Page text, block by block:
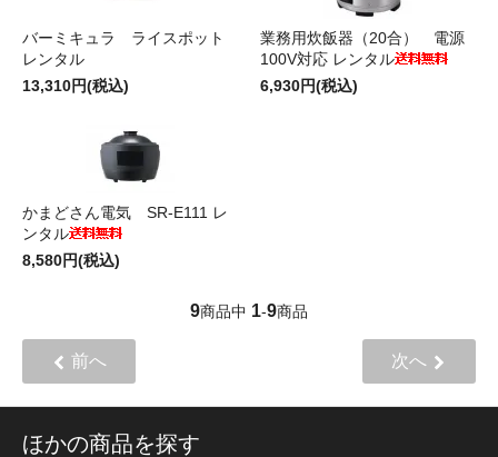
バーミキュラ ライスポット
レンタル
13,310円(税込)
業務用炊飯器（20合） 電源
100V対応 レンタル
6,930円(税込)
かまどさん電気 SR-E111 レ
ンタル
8,580円(税込)
9商品中 1-9商品
前へ 次へ
ほかの商品を探す